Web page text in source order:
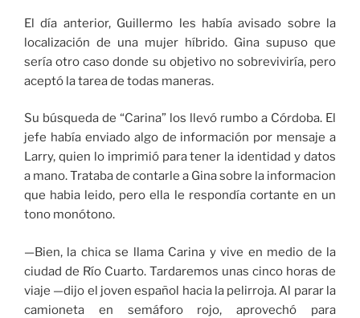
El día anterior, Guillermo les había avisado sobre la
localización de una mujer híbrido. Gina supuso que
sería otro caso donde su objetivo no sobreviviría, pero
aceptó la tarea de todas maneras.
Su búsqueda de “Carina” los llevó rumbo a Córdoba. El
jefe había enviado algo de información por mensaje a
Larry, quien lo imprimió para tener la identidad y datos
a mano. Trataba de contarle a Gina sobre la informacion
que habia leido, pero ella le respondía cortante en un
tono monótono.
—Bien, la chica se llama Carina y vive en medio de la
ciudad de Río Cuarto. Tardaremos unas cinco horas de
viaje —dijo el joven español hacia la pelirroja. Al parar la
camioneta en semáforo rojo, aprovechó para